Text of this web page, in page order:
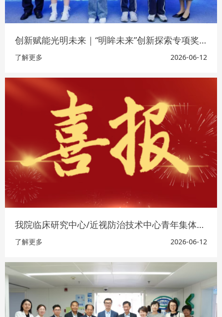
创新赋能光明未来｜“明眸未来”创新探索专项奖，亮相第五届长三角眼健康大会
了解更多 2026-06-12
我院临床研究中心/近视防治技术中心青年集体获评市级青年文明号！
了解更多 2026-06-12